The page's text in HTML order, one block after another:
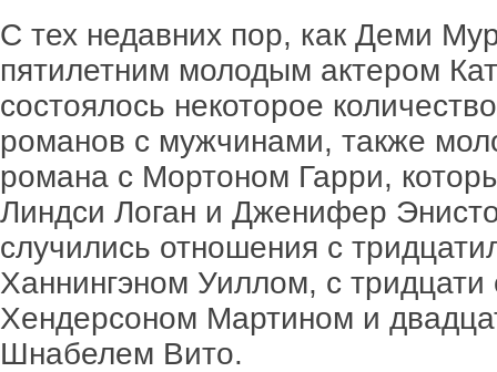
С тех недавних пор, как Деми
пятилетним молодым актером
состоялось некоторое
романов с мужчинами, также
романа с Мортоном Гарри,
Линдси Логан и Дженифер
случились отношения с
Ханнингэном Уиллом, с
Хендерсоном Мартином и
Шнабелем Вито.